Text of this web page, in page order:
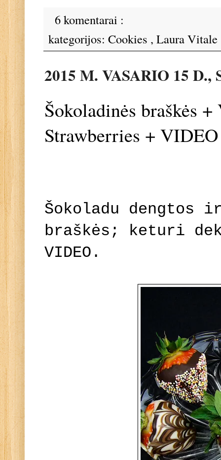
6 komentarai :
kategorijos: Cookies , Laura Vitale
2015 M. VASARIO 15
Šokoladinės braškės
Strawberries + VIDEO
Šokoladu dengtos
braškės; keturi
VIDEO.